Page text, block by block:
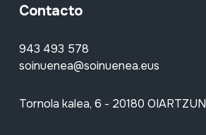
Contacto
943 493 578
soinuenea@soinuenea.eus
Tornola kalea, 6 - 20180 OIARTZUN